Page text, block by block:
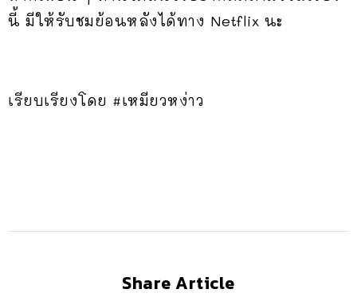
นี้ มีให้รับชมย้อนหลังได้ทาง Netflix นะ
เรียบเรียงโดย #เหมียวหง่าว
Share Article